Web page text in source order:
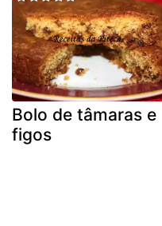
Bolo de tâmaras e
figos